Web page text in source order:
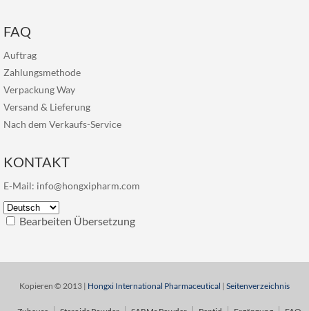
FAQ
Auftrag
Zahlungsmethode
Verpackung Way
Versand & Lieferung
Nach dem Verkaufs-Service
KONTAKT
E-Mail: info@hongxipharm.com
Bearbeiten Übersetzung
Kopieren © 2013 | Hongxi International Pharmaceutical | Seitenverzeichnis